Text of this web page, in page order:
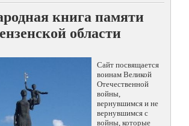
книга памяти
области
Сайт посвящается
воинам Великой
Отечественной
войны,
вернувшимся и не
вернувшимся с
войны, которые